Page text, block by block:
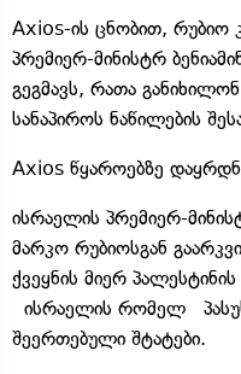
Axios-ის ცნობით, რუბიო
პრემიერ-მინისტრ
გეგმავს, რათა
სანაპიროს ნაწილების
Axios წყაროებზე
ისრაელის პრემიერ-
მარკო რუბიოსგან
ქვეყნის მიერ
ისრაელის რომელ
შეერთებული შტატები.